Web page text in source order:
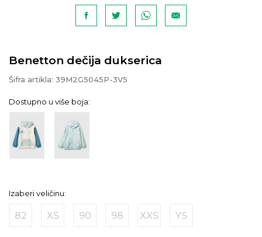
Benetton dečija dukserica
Šifra artikla: 39M2G5045P-3V5
Dostupno u više boja:
Izaberi veličinu:
82 XS 90 98 XXS YS